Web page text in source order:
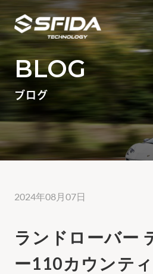
BLOG
ブログ
2024年08月07日
ランドローバー
ー110カウンテ